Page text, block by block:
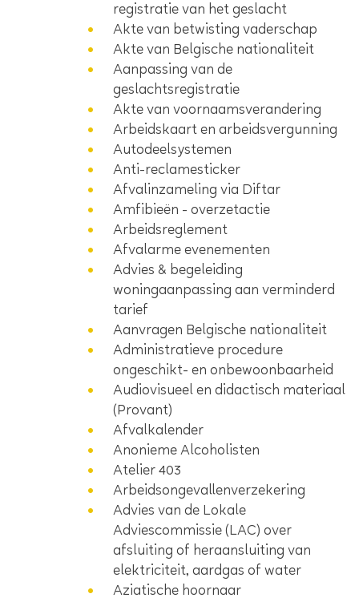
registratie van het geslacht
Akte van betwisting vaderschap
Akte van Belgische nationaliteit
Aanpassing van de
geslachtsregistratie
Akte van voornaamsverandering
Arbeidskaart en arbeidsvergunning
Autodeelsystemen
Anti-reclamesticker
Afvalinzameling via Diftar
Amfibieën - overzetactie
Arbeidsreglement
Afvalarme evenementen
Advies & begeleiding
woningaanpassing aan verminderd
tarief
Aanvragen Belgische nationaliteit
Administratieve procedure
ongeschikt- en onbewoonbaarheid
Audiovisueel en didactisch materiaal
(Provant)
Afvalkalender
Anonieme Alcoholisten
Atelier 403
Arbeidsongevallenverzekering
Advies van de Lokale
Adviescommissie (LAC) over
afsluiting of heraansluiting van
elektriciteit, aardgas of water
Aziatische hoornaar